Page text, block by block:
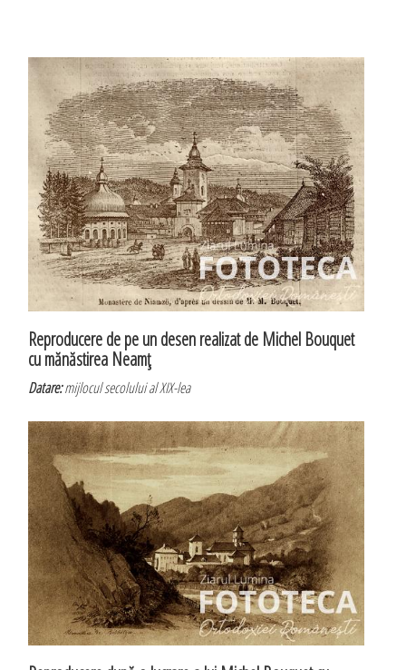
Reproducere de pe un desen realizat de Michel Bouquet
cu mănăstirea Neamţ
Datare:mijlocul secolului al XIX-lea